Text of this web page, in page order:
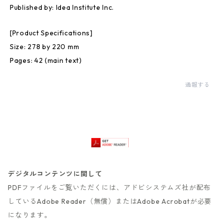
Published by: Idea Institute Inc.
[Product Specifications]
Size: 278 by 220 mm
Pages: 42 (main text)
通報する
デジタルコンテンツに関して
PDFファイルをご覧いただくには、アドビシステムズ社が配布
しているAdobe Reader（無償）またはAdobe Acrobatが必要
になります。